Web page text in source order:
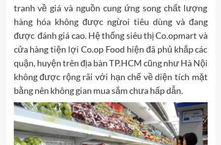
tranh về giá và nguồn cung ứng song chất lượng
hàng hóa không được ngừoi tiêu dùng và đang
được đánh giá cao. Hệ thống siêu thị Co.opmart và
cửa hàng tiện lợi Co.op Food hiện đã phủ khắp các
quận, huyện trên địa bàn TP.HCM cũng như Hà Nội
không được rộng rãi với hạn chế về diện tích mặt
bằng nên không gian mua sắm chưa hấp dẫn.